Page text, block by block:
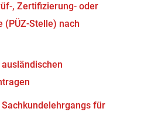
, Zertifizierung- oder
(PÜZ-Stelle) nach
für